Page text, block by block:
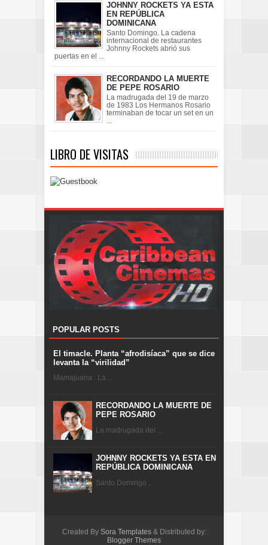
JOHNNY ROCKETS YA ESTA
EN REPÚBLICA
DOMINICANA
Santo Domingo. La cadena
internacional de restaurantes
Johnny Rockets abrió sus
puertas en el ...
RECORDANDO LA MUERTE
DE PEPE ROSARIO
La madrugada del 19 de marzo
de 1983 Los Hermanos Rosario
terminaban de tocar un set en un
LIBRO DE VISITAS
POPULAR POSTS
El timacle. Planta “afrodisíaca” que se dice
levanta la “virilidad”
Mamajuana . La ...
RECORDANDO LA MUERTE DE
PEPE ROSARIO
La madrugada del ...
JOHNNY ROCKETS YA ESTA EN
REPÚBLICA DOMINICANA
Santo Domingo ...
Created By Sora Templates& Distributed by:
Blogger Themes